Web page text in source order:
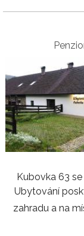
Kubovka 63
Ubytování
zahradu a na